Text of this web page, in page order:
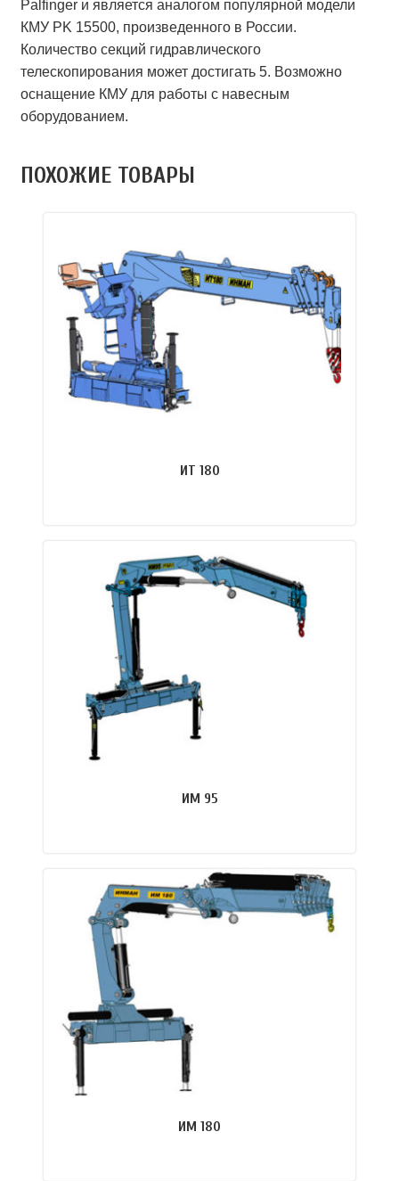
Palfinger и является аналогом популярной модели
КМУ PK 15500, произведенного в России.
Количество секций гидравлического
телескопирования может достигать 5. Возможно
оснащение КМУ для работы с навесным
оборудованием.
ПОХОЖИЕ ТОВАРЫ
ИТ 180
ПОДРОБНЕЕ
ИМ 95
ПОДРОБНЕЕ
ИМ 180